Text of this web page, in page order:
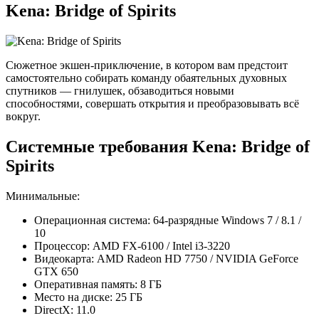
Kena: Bridge of Spirits
Сюжетное экшен-приключение, в котором вам предстоит
самостоятельно собирать команду обаятельных духовных
спутников — гнилушек, обзаводиться новыми
способностями, совершать открытия и преобразовывать всё
вокруг.
Системные требования Kena: Bridge of
Spirits
Минимальные:
Операционная система: 64-разрядные Windows 7 / 8.1 /
10
Процессор: AMD FX-6100 / Intel i3-3220
Видеокарта: AMD Radeon HD 7750 / NVIDIA GeForce
GTX 650
Оперативная память: 8 ГБ
Место на диске: 25 ГБ
DirectX: 11.0